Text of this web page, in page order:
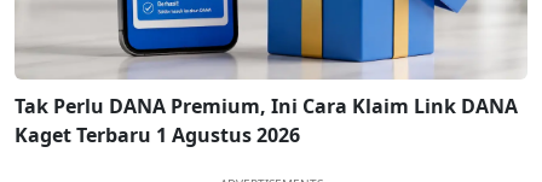
Tak Perlu DANA Premium, Ini Cara Klaim Link DANA
Kaget Terbaru 1 Agustus 2026